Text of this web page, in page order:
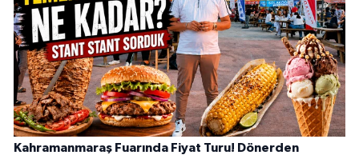
Kahramanmaraş Fuarında Fiyat Turu! Dönerden